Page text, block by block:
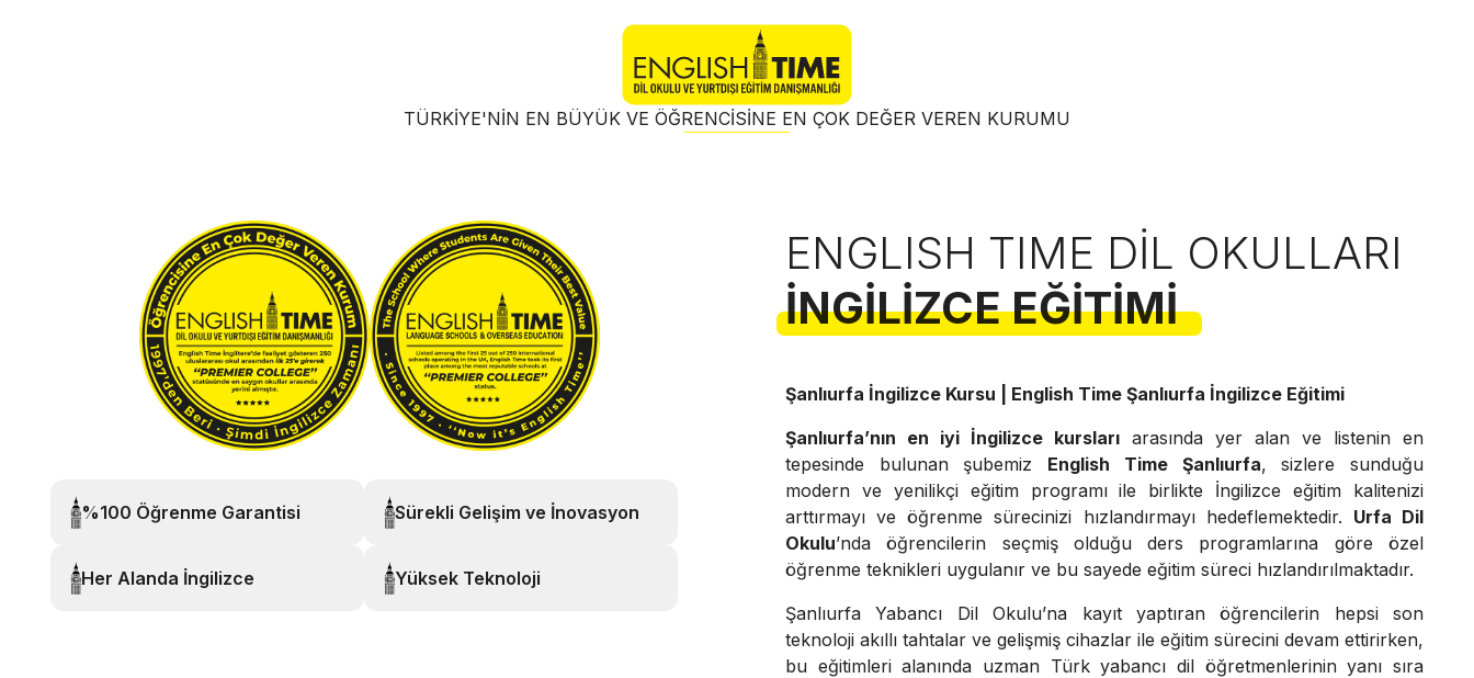
TÜRKIYE'NIN EN BÜYÜK VE ÖĞRENCISINE EN ÇOK DEĞER VEREN KURUMU
%100 Öğrenme Garantisi Sürekli Gelişim ve İnovasyon
Her Alanda İngilizce Yüksek Teknoloji
ENGLISH TIME DIL OKULLARI
İNGILIZCE EĞITIMI
Şanlıurfa İngilizce Kursu | English Time Şanlıurfa İngilizce Eğitimi
Şanlıurfa’nın en iyi İngilizce kursları arasında yer alan ve listenin en
tepesinde bulunan şubemiz English Time Şanlıurfa, sizlere sunduğu
modern ve yenilikçi eğitim programı ile birlikte İngilizce eğitim kalitenizi
arttırmayı ve öğrenme sürecinizi hızlandırmayı hedeflemektedir. Urfa Dil
Okulu’nda öğrencilerin seçmiş olduğu ders programlarına göre özel
öğrenme teknikleri uygulanır ve bu sayede eğitim süreci hızlandırılmaktadır.
Şanlıurfa Yabancı Dil Okulu’na kayıt yaptıran öğrencilerin hepsi son
teknoloji akıllı tahtalar ve gelişmiş cihazlar ile eğitim sürecini devam ettirirken,
bu eğitimleri alanında uzman Türk yabancı dil öğretmenlerinin yanı sıra